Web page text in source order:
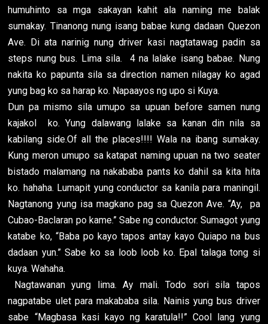
humuhinto sa mga sakayan kahit ala naming me balak
sumakay. Tinanong nung isang babae kung dadaan Quezon
Ave. Di ata narinig nung driver kasi nagtatawag padin sa
steps nung bus. Lima sila. 4 na lalake isang babae. Nung
nakita ko papunta sila sa direction namen nilagay ko agad
yung bag ko sa harap ko. Napaayos ng upo si Kuya.
Dun pa mismo sila umupo sa upuan before samen nung
kajakol ko. Yung dalawang lalake sa kanan din nila sa
kabilang side.Of all the places!!!! Wala na ibang sumakay.
Kung meron umupo sa katapat naming upuan na two seater
bistado malamang na nakababa pants ko dahil sa kita hita
ko. hahaha. Lumapit yung conductor sa kanila para maningil.
Nagtanong yung isa magkano pag sa Quezon Ave. “Ay, pa
Cubao-Baclaran po kame.” Sabe ng conductor. Sumagot yung
katabe ko, “Baba po kayo tapos antay kayo Quiapo na bus
dadaan yun.” Sabe ko sa loob loob ko. Epal talaga tong si
kuya. Wahaha.
Nagtawanan yung lima. Ay mali. Todo sori sila tapos
nagpatabe ulet para makababa sila. Nainis yung bus driver
sabe “Magbasa kasi kayo ng karatula!!” Cool lang yung